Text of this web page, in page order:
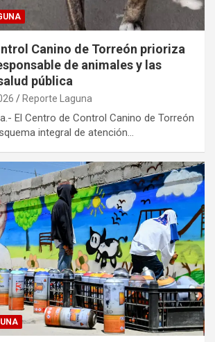
Canino de Torreón prioriza
de animales y las
pública
Reporte Laguna
El Centro de Control Canino de Torreón
integral de atención…